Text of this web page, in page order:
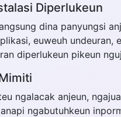
Diperlukeun
dina panyungsi
euweuh undeuran,
diperlukeun pikeun
ngalacak anjeun,
ngabutuhkeun